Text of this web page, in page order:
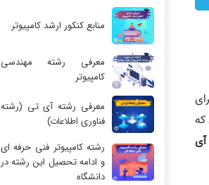
منابع کنکور ارشد کامپیوتر
معرفی رشته مهندسی
کامپیوتر
معرفی رشته آی تی (رشته
فناوری اطلاعات)
رشته کامپیوتر فنی حرفه ای
و ادامه تحصیل این رشته در
دانشگاه